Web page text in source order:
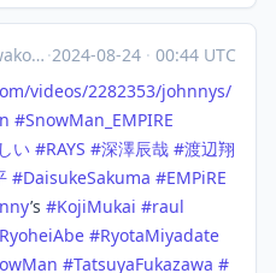
·2024-08-24 · 00:44 UTC
videos/2282353/johnnys/
#SnowMan_EMPIRE
い #RAYS #深澤辰哉 #渡辺翔
#DaisukeSakuma #EMPiRE
’s #KojiMukai #raul
RyoheiAbe #RyotaMiyadate
#TatsuyaFukazawa #